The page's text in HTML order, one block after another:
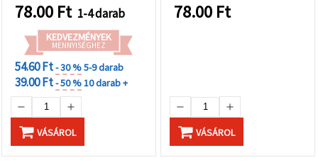
78.00 Ft 1-4 darab
KEDVEZMÉNYEK
MENNYISÉGHEZ
54.60 Ft- 30 %5-9 darab
39.00 Ft- 50 %10 darab +
VÁSÁROL
78.00 Ft
VÁSÁROL